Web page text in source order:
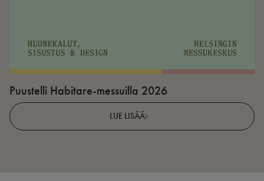
Puustelli Habitare-messuilla 2026
LUE LISÄÄ